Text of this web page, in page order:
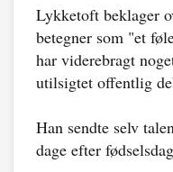
Lykketoft beklager
betegner som "et
har viderebragt
utilsigtet offentlig
Han sendte selv
dage efter